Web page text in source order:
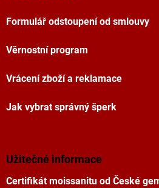
Formulář odstoupení od smlouvy
Věrnostní program
Vrácení zboží a reklamace
Jak vybrat správný šperk
Užitečné informace
Certifikát moissanitu od České